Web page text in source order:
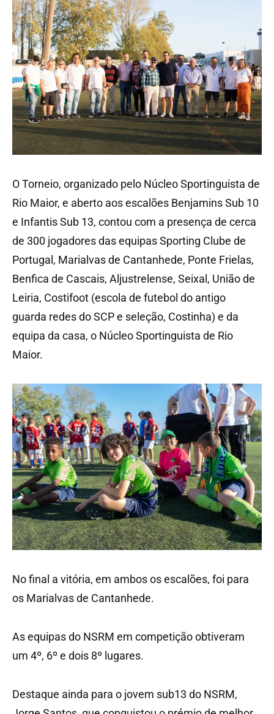
O Torneio, organizado pelo Núcleo Sportinguista de
Rio Maior, e aberto aos escalões Benjamins Sub 10
e Infantis Sub 13, contou com a presença de cerca
de 300 jogadores das equipas Sporting Clube de
Portugal, Marialvas de Cantanhede, Ponte Frielas,
Benfica de Cascais, Aljustrelense, Seixal, União de
Leiria, Costifoot (escola de futebol do antigo
guarda redes do SCP e seleção, Costinha) e da
equipa da casa, o Núcleo Sportinguista de Rio
Maior.
No final a vitória, em ambos os escalões, foi para
os Marialvas de Cantanhede.
As equipas do NSRM em competição obtiveram
um 4º, 6º e dois 8º lugares.
Destaque ainda para o jovem sub13 do NSRM,